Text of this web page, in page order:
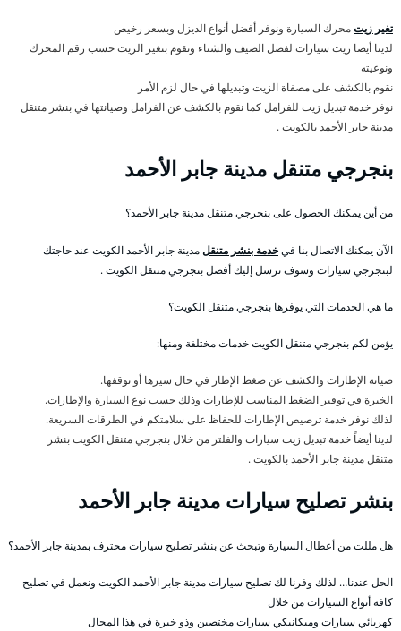
تغير زيتمحرك السيارة ونوفر أفضل أنواع الديزل وبسعر رخيص
لدينا أيضا زيت سيارات لفصل الصيف والشتاء ونقوم بتغير الزيت حسب رقم المحرك
ونوعيته
نقوم بالكشف على مصفاة الزيت وتبديلها في حال لزم الأمر
نوفر خدمة تبديل زيت للفرامل كما نقوم بالكشف عن الفرامل وصيانتها في بنشر متنقل
مدينة جابر الأحمد بالكويت .
بنجرجي متنقل مدينة جابر الأحمد
من أين يمكنك الحصول على بنجرجي متنقل مدينة جابر الأحمد؟
الآن يمكنك الاتصال بنا فيخدمة بنشر متنقلمدينة جابر الأحمد الكويت عند حاجتك
لبنجرجي سيارات وسوف نرسل إليك أفضل بنجرجي متنقل الكويت .
ما هي الخدمات التي يوفرها بنجرجي متنقل الكويت؟
يؤمن لكم بنجرجي متنقل الكويت خدمات مختلفة ومنها:
صيانة الإطارات والكشف عن ضغط الإطار في حال سيرها أو توقفها.
الخبرة في توفير الضغط المناسب للإطارات وذلك حسب نوع السيارة والإطارات.
لذلك نوفر خدمة ترصيص الإطارات للحفاظ على سلامتكم في الطرقات السريعة.
لدينا أيضاً خدمة تبديل زيت سيارات والفلتر من خلال بنجرجي متنقل الكويت بنشر
متنقل مدينة جابر الأحمد بالكويت .
بنشر تصليح سيارات مدينة جابر الأحمد
هل مللت من أعطال السيارة وتبحث عن بنشر تصليح سيارات محترف بمدينة جابر الأحمد؟
الحل عندنا… لذلك وفرنا لك تصليح سيارات مدينة جابر الأحمد الكويت ونعمل في تصليح
كافة أنواع السيارات من خلال
كهربائي سيارات وميكانيكي سيارات مختصين وذو خبرة في هذا المجال